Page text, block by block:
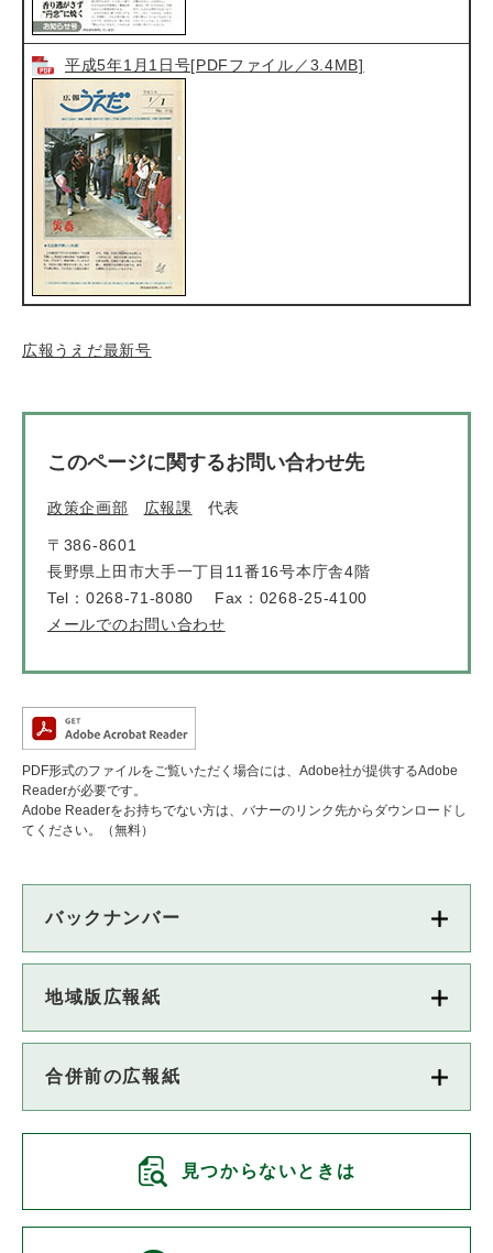
平成5年1月1日号[PDFファイル／3.4MB]
広報うえだ最新号
このページに関するお問い合わせ先
政策企画部 広報課 代表
〒386-8601
長野県上田市大手一丁目11番16号本庁舎4階
Tel：0268-71-8080
Fax：0268-25-4100
メールでのお問い合わせ
PDF形式のファイルをご覧いただく場合には、Adobe社が提供するAdobe
Readerが必要です。
Adobe Readerをお持ちでない方は、バナーのリンク先からダウンロードし
てください。（無料）
バックナンバー
地域版広報紙
合併前の広報紙
見つからないときは